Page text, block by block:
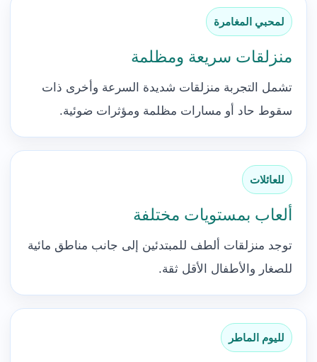
لمحبي المغامرة
منزلقات سريعة ومظلمة
تشمل التجربة منزلقات شديدة السرعة وأخرى ذات
سقوط حاد أو مسارات مظلمة ومؤثرات ضوئية.
للعائلات
ألعاب بمستويات مختلفة
توجد منزلقات ألطف للمبتدئين إلى جانب مناطق مائية
للصغار والأطفال الأقل ثقة.
لليوم الماطر